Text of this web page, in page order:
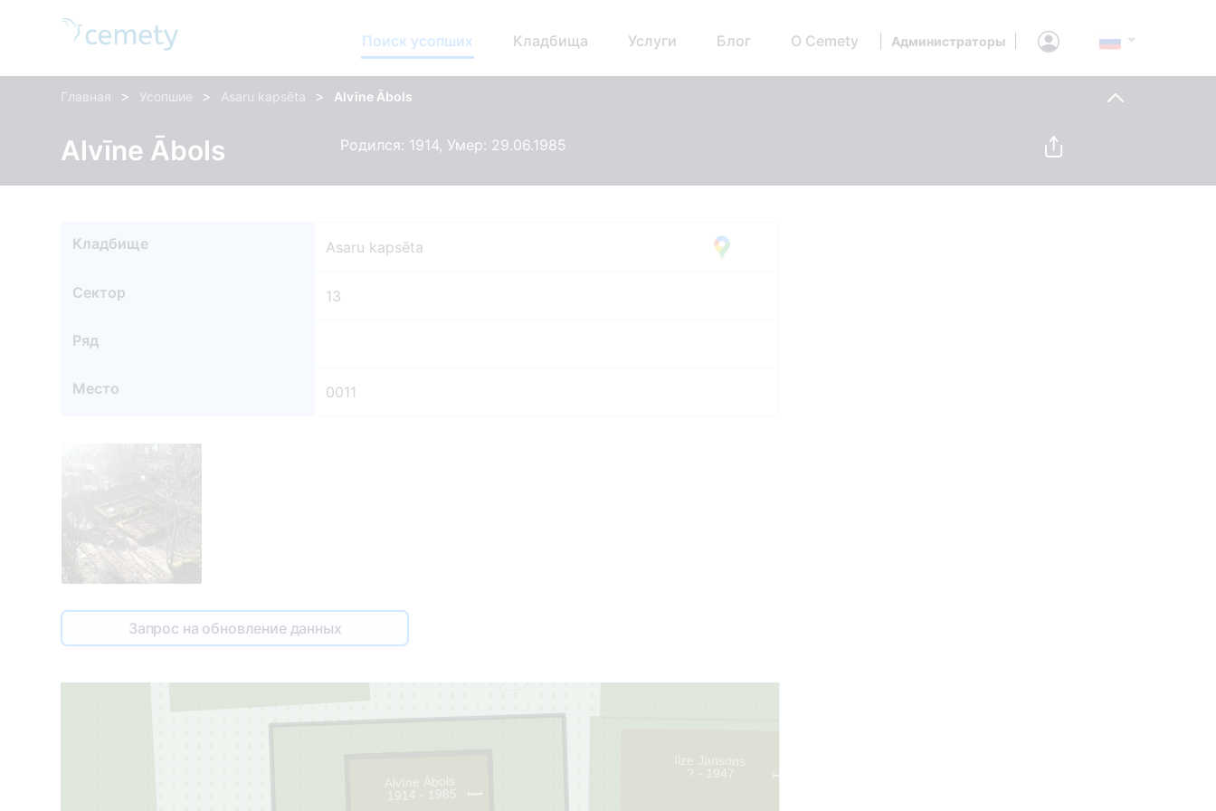
Поиск усопших Кладбища Услуги Блог О Cemety Администраторы
Главная > Усопшие > Asaru kapsēta > Alvīne Ābols
Alvīne Ābols Родился: 1914, Умер: 29.06.1985
Кладбище Asaru kapsēta
Сектор 13
Ряд
Место 0011
Запрос на обновление данных
1
1
Alvīne Ābols
1914 - 1985
Ilze Jansons
? - 1947